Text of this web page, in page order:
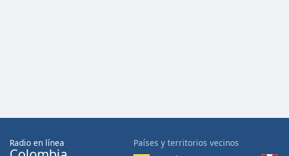
will
and
Radio en línea
Países y territorios vecinos